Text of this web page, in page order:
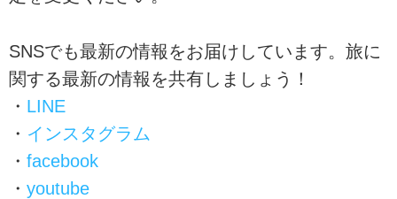
SNSでも最新の情報をお届けしています。旅に
関する最新の情報を共有しましょう！
・ LINE
・ インスタグラム
・ facebook
・ youtube